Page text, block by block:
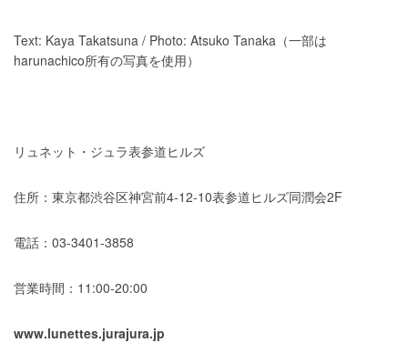
Text: Kaya Takatsuna / Photo: Atsuko Tanaka（一部は
harunachico所有の写真を使用）
リュネット・ジュラ表参道ヒルズ
住所：東京都渋谷区神宮前4-12-10表参道ヒルズ同潤会2F
電話：03-3401-3858
営業時間：11:00-20:00
www.lunettes.jurajura.jp